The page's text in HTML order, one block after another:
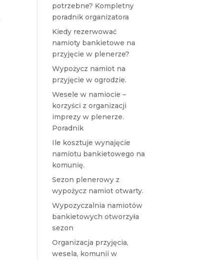
potrzebne? Kompletny
poradnik organizatora
Kiedy rezerwować
namioty bankietowe na
przyjęcie w plenerze?
Wypożycz namiot na
przyjęcie w ogrodzie.
Wesele w namiocie –
korzyści z organizacji
imprezy w plenerze.
Poradnik
Ile kosztuje wynajęcie
namiotu bankietowego na
komunię.
Sezon plenerowy z
wypożycz namiot otwarty.
Wypozyczalnia namiotów
bankietowych otworzyła
sezon
Organizacja przyjęcia,
wesela, komunii w